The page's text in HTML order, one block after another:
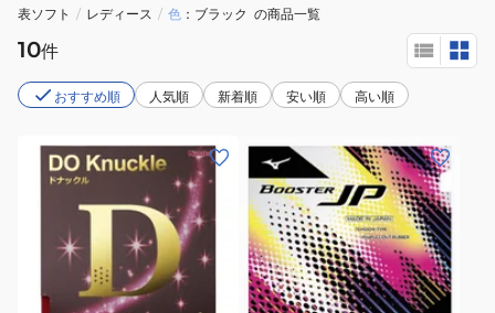
表ソフト / レディース / 色 ブラック の商品一覧
10件
おすすめ順 人気順 新着順 安い順 高い順